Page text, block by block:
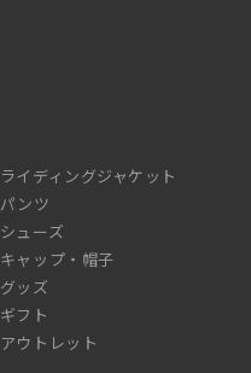
ライディングジャケット
パンツ
シューズ
キャップ・帽子
グッズ
ギフト
アウトレット